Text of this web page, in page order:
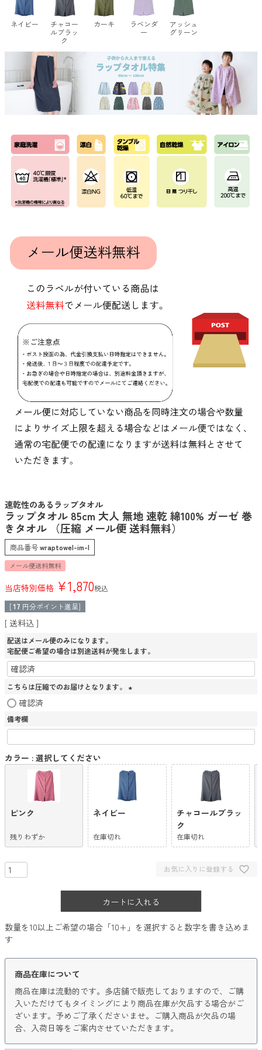
ネイビー
チャコー
ルブラッ
ク
カーキ
ラベンダ
ー
アッシュ
グリーン
速乾性のあるラップタオル
ラップタオル 85cm 大人 無地 速乾 綿100% ガーゼ 巻
きタオル （圧縮 メール便 送料無料）
商品番号wraptowel-im-l
メール便送料無料
当店特別価格 ¥1,870税込
[ 17 円分ポイント進呈]
送料込
配送はメール便のみになります。
宅配便ご希望の場合は別途送料が発生します。
こちらは圧縮でのお届けとなります。
)
確認済
備考欄
カラー 選択してください
ピンク
残りわずか
ネイビー
在庫切れ
チャコールブラッ
ク
在庫切れ
お気に入りに登録する
カートに入れる
数量を10以上ご希望の場合「10+」を選択すると数字を書き込めま
す
商品在庫について
商品在庫は流動的です。多店舗で販売しておりますので、ご購
入いただけてもタイミングにより商品在庫が欠品する場合がご
ざいます。予めご了承くださいませ。ご購入商品が欠品の場
合、入荷日等をご案内させていただきます。